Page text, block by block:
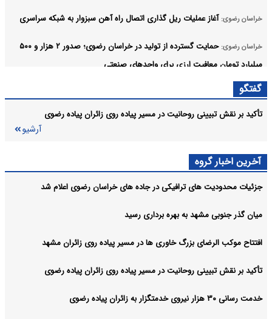
خراسان رضوی: آغاز عملیات ریل‌ گذاری اتصال راه‌ آهن سبزوار به شبکه سراسری
خراسان رضوی:
حمایت گسترده از تولید در خراسان رضوی؛ صدور ۲ هزار و ۵۰۰
میلیارد تومان معافیت ارزی برای واحدهای صنعتی
خراسان رضوی:
تونل خط سوم مترو
راهپیمایی «جاماندگان اربعین» در مشهد مقدس برگزار شد
گفتگو
تأکید بر نقش تبیینی روحانیت در مسیر پیاده‌ روی زائران پیاده رضوی
آرشیو
آخرین اخبار گروه
جزئیات محدودیت‌ های ترافیکی در جاده های خراسان رضوی اعلام شد
میان‌ گذر جنوبی مشهد به بهره‌ برداری رسید
افتتاح موکب الرضای بزرگ خاوری‌ ها در مسیر پیاده‌ روی زائران مشهد
تأکید بر نقش تبیینی روحانیت در مسیر پیاده‌ روی زائران پیاده رضوی
خدمت رسانی ۳۰ هزار نیروی خدمتگزار به زائران پیاده رضوی